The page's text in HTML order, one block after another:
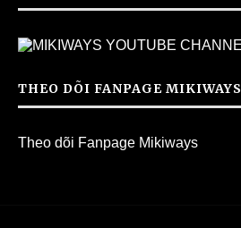
THEO DÕI FANPAGE MIKIWAYS
Theo dõi Fanpage Mikiways